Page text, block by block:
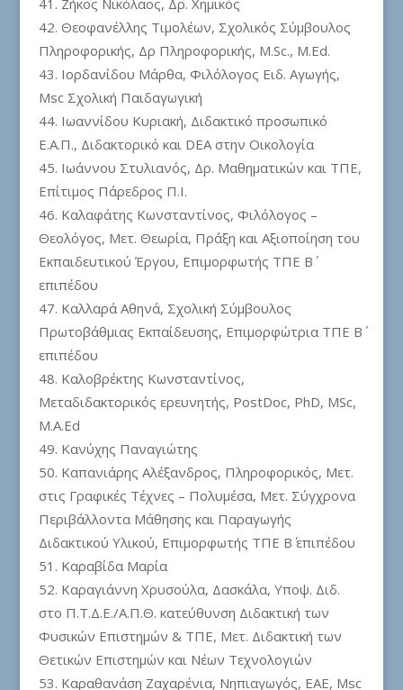
Ζήκος Νικόλαος, Δρ. Χημικός
Θεοφανέλλης Τιμολέων, Σχολικός Σύμβουλος
Πληροφορικής, Δρ Πληροφορικής, M.Sc., M.Ed.
Ιορδανίδου Μάρθα, Φιλόλογος Ειδ. Αγωγής,
Msc Σχολική Παιδαγωγική
Ιωαννίδου Κυριακή, Διδακτικό προσωπικό
Ε.Α.Π., Διδακτορικό και DEA στην Οικολογία
Ιωάννου Στυλιανός, Δρ. Μαθηματικών και ΤΠΕ,
Επίτιμος Πάρεδρος Π.Ι.
Καλαφάτης Κωνσταντίνος, Φιλόλογος –
Θεολόγος, Μετ. Θεωρία, Πράξη και Αξιοποίηση του
Εκπαιδευτικού Έργου, Επιμορφωτής ΤΠΕ Β΄
επιπέδου
Καλλαρά Αθηνά, Σχολική Σύμβουλος
Πρωτοβάθμιας Εκπαίδευσης, Επιμορφώτρια ΤΠΕ Β΄
επιπέδου
Καλοβρέκτης Κωνσταντίνος,
Μεταδιδακτορικός ερευνητής, PostDoc, PhD, MSc,
M.A.Ed
Κανύχης Παναγιώτης
Καπανιάρης Αλέξανδρος, Πληροφορικός, Μετ.
στις Γραφικές Τέχνες – Πολυμέσα, Μετ. Σύγχρονα
Περιβάλλοντα Μάθησης και Παραγωγής
Διδακτικού Υλικού, Επιμορφωτής ΤΠΕ Β΄ επιπέδου
Καραβίδα Μαρία
Καραγιάννη Χρυσούλα, Δασκάλα, Υποψ. Διδ.
στο Π.Τ.Δ.Ε./Α.Π.Θ. κατεύθυνση Διδακτική των
Φυσικών Επιστημών & ΤΠΕ, Μετ. Διδακτική των
Θετικών Επιστημών και Νέων Τεχνολογιών
Καραθανάση Ζαχαρένια, Νηπιαγωγός, ΕΑΕ, Msc